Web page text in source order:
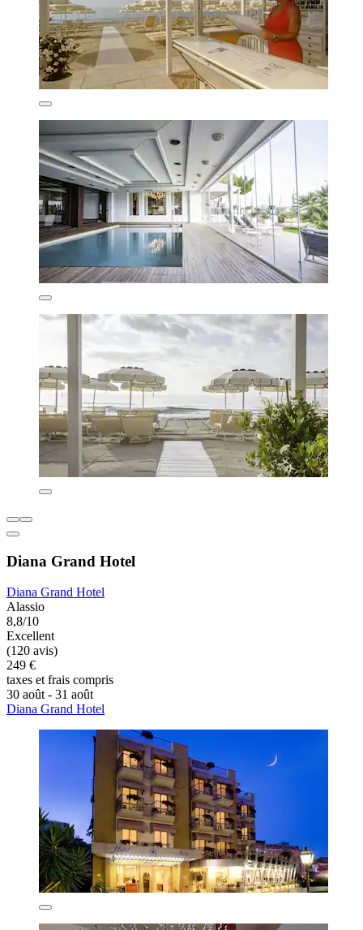
Diana Grand Hotel
Diana Grand Hotel
Alassio
8,8/10
Excellent
(120 avis)
249 €
taxes et frais compris
30 août - 31 août
Diana Grand Hotel